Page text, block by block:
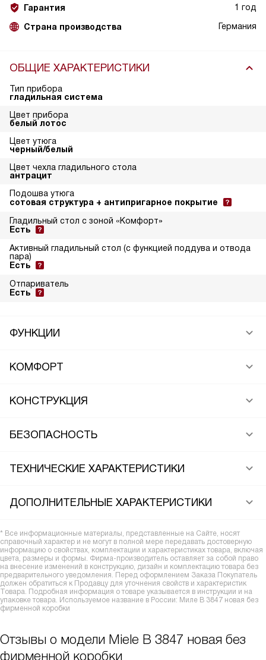
Гарантия 1 год
Страна производства Германия
ОБЩИЕ ХАРАКТЕРИСТИКИ
Тип прибора
гладильная система
Цвет прибора
белый лотос
Цвет утюга
черный/белый
Цвет чехла гладильного стола
антрацит
Подошва утюга
сотовая структура + антипригарное покрытие
Гладильный стол с зоной «Комфорт»
Есть
Активный гладильный стол (с функцией поддува и отвода
пара)
Есть
Отпариватель
Есть
ФУНКЦИИ
КОМФОРТ
КОНСТРУКЦИЯ
БЕЗОПАСНОСТЬ
ТЕХНИЧЕСКИЕ ХАРАКТЕРИСТИКИ
ДОПОЛНИТЕЛЬНЫЕ ХАРАКТЕРИСТИКИ
* Все информационные материалы, представленные на Сайте, носят
справочный характер и не могут в полной мере передавать достоверную
информацию о свойствах, комплектации и характеристиках товара, включая
цвета, размеры и формы. Фирма-производитель оставляет за собой право
на внесение изменений в конструкцию, дизайн и комплектацию товара без
предварительного уведомления. Перед оформлением Заказа Покупатель
должен обратиться к Продавцу для уточнения свойств и характеристик
Товара. Подробная информация о товаре указывается в инструкции и на
упаковке товара. Используемое название в России: Миле B 3847 новая без
фирменной коробки
Отзывы о модели Miele B 3847 новая без
фирменной коробки